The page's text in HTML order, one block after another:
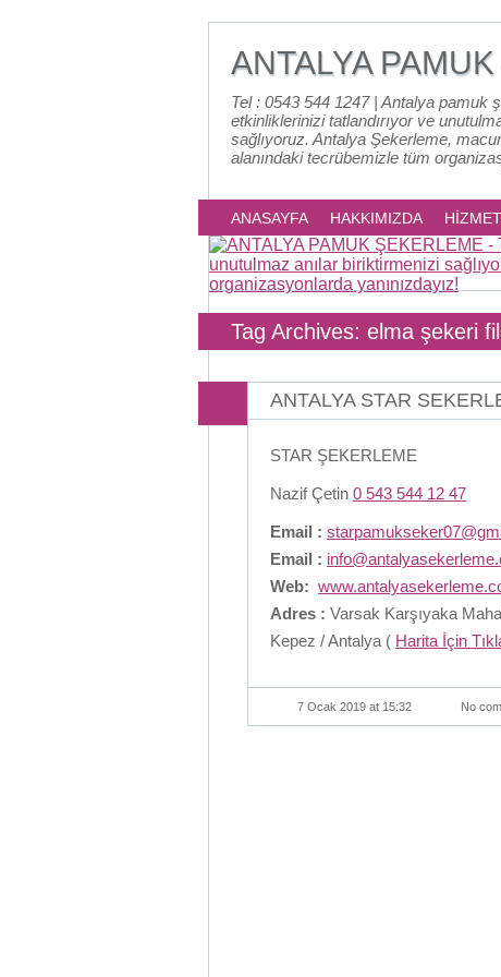
ANTALYA
Tel : 0543 544 1247 | Antalya pamuk
etkinliklerinizi tatlandırıyor ve
sağlıyoruz. Antalya Şekerleme,
alanındaki tecrübemizle tüm
ANASAYFA HAKKIMIZDA
Tag Archives: elma şekeri
ANTALYA STAR
STAR ŞEKERLEME
Nazif Çetin 0 543 544 12 47
Email :
Email :
Web:
Adres : Varsak Karşıyaka
Kepez / Antalya ( Harita İçin
7 Ocak 2019 at 15:32 No